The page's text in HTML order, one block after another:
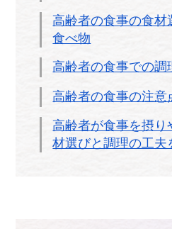
高齢者の食事の食材
食べ物
高齢者の食事での調
高齢者の食事の注意
高齢者が食事を摂り
材選びと調理の工